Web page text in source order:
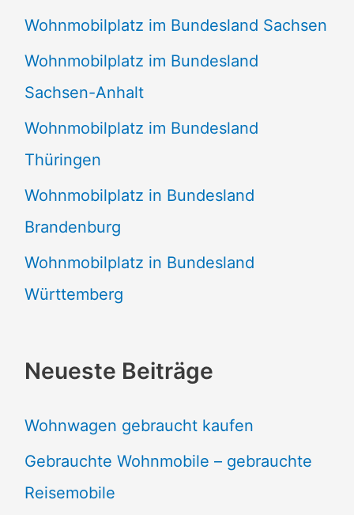
Wohnmobilplatz im Bundesland Sachsen
Wohnmobilplatz im Bundesland
Sachsen-Anhalt
Wohnmobilplatz im Bundesland
Thüringen
Wohnmobilplatz in Bundesland
Brandenburg
Wohnmobilplatz in Bundesland
Württemberg
Neueste Beiträge
Wohnwagen gebraucht kaufen
Gebrauchte Wohnmobile – gebrauchte
Reisemobile